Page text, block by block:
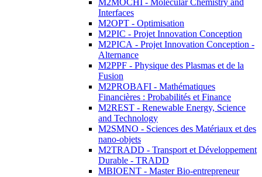
M2MOCHI - Molecular Chemistry and
Interfaces
M2OPT - Optimisation
M2PIC - Projet Innovation Conception
M2PICA - Projet Innovation Conception -
Alternance
M2PPF - Physique des Plasmas et de la
Fusion
M2PROBAFI - Mathématiques
Financières : Probabilités et Finance
M2REST - Renewable Energy, Science
and Technology
M2SMNO - Sciences des Matériaux et des
nano-objets
M2TRADD - Transport et Développement
Durable - TRADD
MBIOENT - Master Bio-entrepreneur